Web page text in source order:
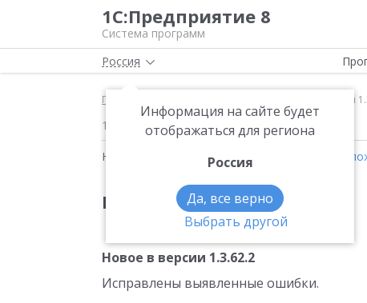
1С:Предприятие 8
Система программ
Россия
Информация на сайте будет
отображаться для региона
Россия
Да, все верно
Выбрать другой
Главная Версия 1.3.62 Новое в
13.03.2015
Новости на тему: Налоги,Системы
Версия 1.3.62
Новое в версии 1.3.62.2
Исправлены выявленные ошибки.